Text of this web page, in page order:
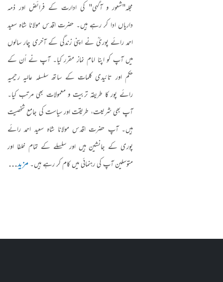
مجلہ"شعور و آگہی" کی ادارت کے فرائض اور ذمہ
داریاں ادا کر رہے ہیں۔ حضرت اقدس مولانا شاہ سعید
احمد رائے پوریؒ نے اپنی زندگی کے آخری چار سالوں
میں آپ کو اپنا امام نماز مقرر کیا۔ آپ نے اُن کے
حکم اور تائیدی کلمات کے ساتھ سلسلہ عالیہ رحیمیہ
رائے پور کا طریقہ تربیت و معمولات بھی مرتب کیا۔
آپ بھی شریعت، طریقت اور سیاست کی جامع شخصیت
ہیں۔ آپ حضرت اقدس مولانا شاہ سعید احمد رائے
پوری کے جانشین ہیں اور سلسلے کے تمام خلفا اور
متوسلین آپ کی رہنمائی میں کام کر رہے ہیں۔مزید...